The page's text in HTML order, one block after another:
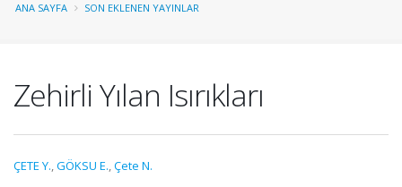
ANA SAYFA SON EKLENEN YAYINLAR
Zehirli Yılan Isırıkları
ÇETE Y.,GÖKSU E.,Çete N.